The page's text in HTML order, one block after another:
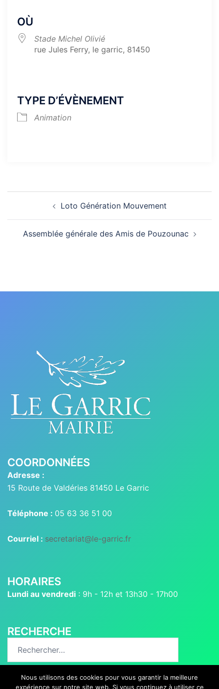
OÙ
Stade Michel Olivié
rue Jules Ferry, le garric, 81450
TYPE D’ÉVÈNEMENT
Animation
Loto Génération Mouvement
Assemblée générale des Amis de Pouzounac
COORDONNÉES
Adresse :
15 Route de Valdéries 81450 Le Garric
Téléphone : 05 63 36 51 00
Courriel : secretariat@le-garric.fr
HORAIRES
Lundi au vendredi : 9h - 12h et 13h30 - 17h00
RECHERCHE
Nous utilisons des cookies pour vous garantir la meilleure
expérience sur notre site web. Si vous continuez à utiliser ce